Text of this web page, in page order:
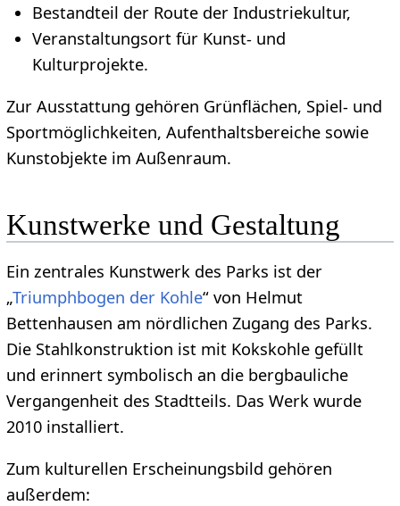
Bestandteil der Route der Industriekultur,
Veranstaltungsort für Kunst- und
Kulturprojekte.
Zur Ausstattung gehören Grünflächen, Spiel- und
Sportmöglichkeiten, Aufenthaltsbereiche sowie
Kunstobjekte im Außenraum.
Kunstwerke und Gestaltung
Ein zentrales Kunstwerk des Parks ist der
„Triumphbogen der Kohle“ von Helmut
Bettenhausen am nördlichen Zugang des Parks.
Die Stahlkonstruktion ist mit Kokskohle gefüllt
und erinnert symbolisch an die bergbauliche
Vergangenheit des Stadtteils. Das Werk wurde
2010 installiert.
Zum kulturellen Erscheinungsbild gehören
außerdem: